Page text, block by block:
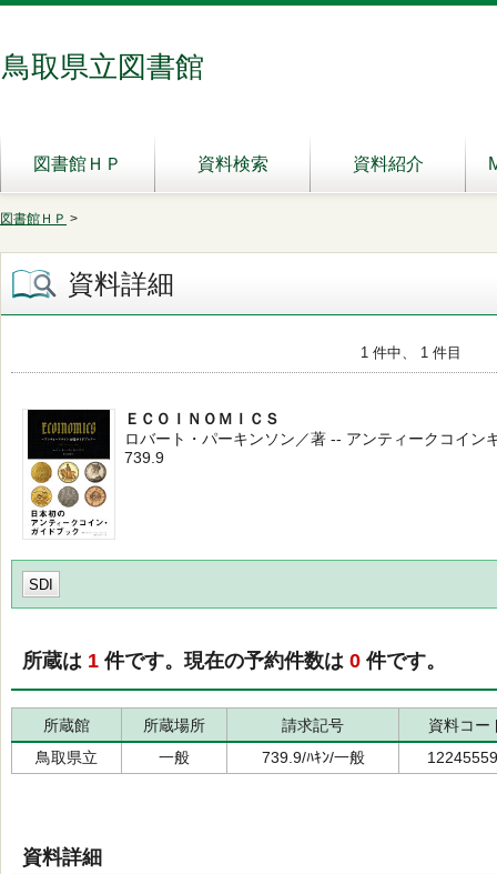
鳥取県立図書館
図書館ＨＰ 資料検索 資料紹介
図書館ＨＰ >
資料詳細
1 件中、 1 件目
ＥＣＯＩＮＯＭＩＣＳ
ロバート・パーキンソン／著 -- アンティークコイン
739.9
SDI
所蔵は 1 件です。現在の予約件数は 0 件です。
所蔵館 所蔵場所 請求記号
資料コー
鳥取県立
一般 739.9/ﾊｷﾝ/一般
資料詳細